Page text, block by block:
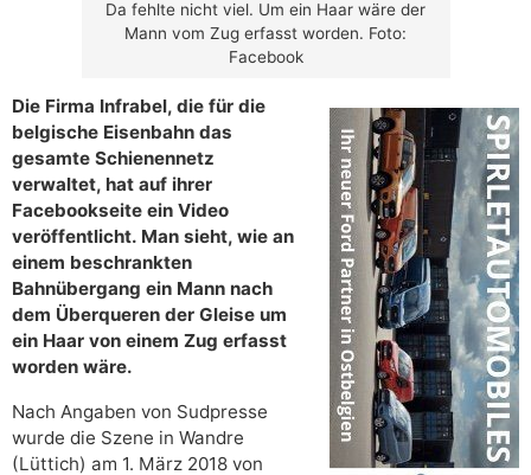
Da fehlte nicht viel. Um ein Haar wäre der
Mann vom Zug erfasst worden. Foto:
Facebook
Die Firma Infrabel, die für die
belgische Eisenbahn das
gesamte Schienennetz
verwaltet, hat auf ihrer
Facebookseite ein Video
veröffentlicht. Man sieht, wie an
einem beschrankten
Bahnübergang ein Mann nach
dem Überqueren der Gleise um
ein Haar von einem Zug erfasst
worden wäre.
Nach Angaben von Sudpresse
wurde die Szene in Wandre
(Lüttich) am 1. März 2018 von